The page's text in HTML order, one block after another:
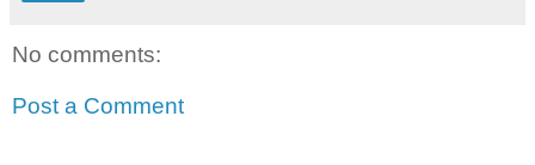
No comments:
Post a Comment